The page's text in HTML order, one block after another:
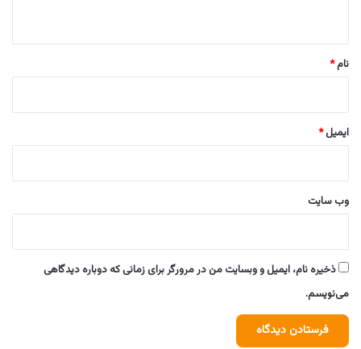
نام*
ایمیل*
وب‌ سایت
ذخیره نام، ایمیل و وبسایت من در مرورگر برای زمانی که دوباره دیدگاهی
می‌نویسم.